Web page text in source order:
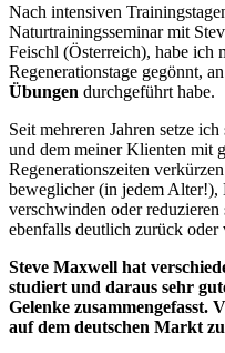
Nach intensiven
Naturtrainingsseminar mit
Feischl (Österreich), habe ich
Regenerationstage gegönnt,
Übungen durchgeführt habe.
Seit mehreren Jahren setze
und dem meiner Klienten mit
Regenerationszeiten
beweglicher (in jedem Alter!),
verschwinden oder
ebenfalls deutlich zurück oder
Steve Maxwell hat
studiert und daraus sehr
Gelenke zusammengefasst.
auf dem deutschen Markt